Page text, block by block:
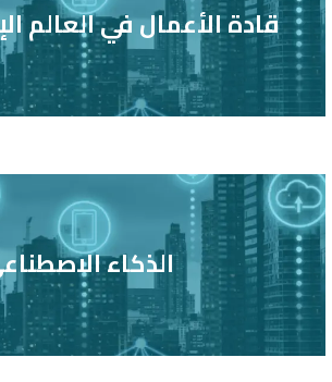
قادة الأعمال في العالم
الذكاء